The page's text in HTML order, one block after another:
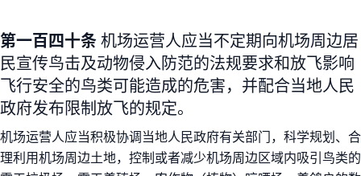
第一百四十条机场运营人应当不定期向机场周边居
民宣传鸟击及动物侵入防范的法规要求和放飞影响
飞行安全的鸟类可能造成的危害，并配合当地人民
政府发布限制放飞的规定。
机场运营人应当积极协调当地人民政府有关部门，科学规划、合
理利用机场周边土地，控制或者减少机场周边区域内吸引鸟类的